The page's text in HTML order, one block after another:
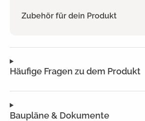
Zubehör für dein Produkt
Häufige Fragen zu dem Produkt
Baupläne & Dokumente